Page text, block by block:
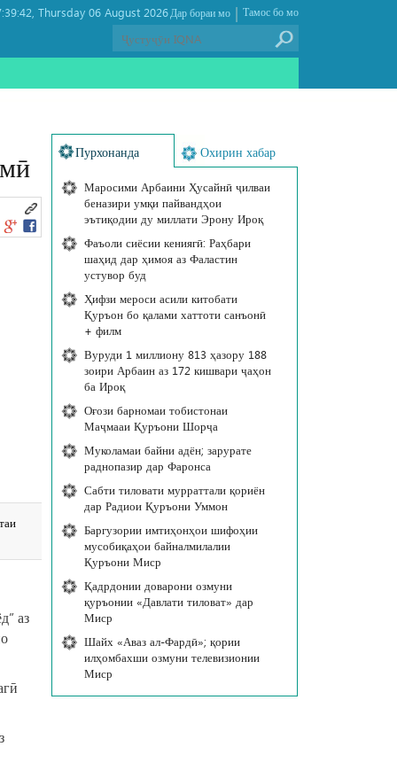
Thursday 06 August 2026 , Тамос бо мо
|
Дар бораи мо
аз
Пурхонанда Охирин хабар
Маросими Арбаини Ҳусайнӣ ҷилваи
беназири умқи пайвандҳои
эътиқодии ду миллати Эрону Ироқ
Фаъоли сиёсии кениягӣ: Раҳбари
шаҳид дар ҳимоя аз Фаластин
устувор буд
Ҳифзи мероси асили китобати
Қуръон бо қалами хаттоти санъонӣ
+ филм
Вуруди 1 миллиону 813 ҳазору 188
зоири Арбаин аз 172 кишвари ҷаҳон
ба Ироқ
Оғози барномаи тобистонаи
Маҷмааи Қуръони Шорҷа
Муколамаи байни адён; зарурате
раднопазир дар Фаронса
Сабти тиловати мурраттали қориён
дар Радиои Қуръони Уммон
Баргузории имтиҳонҳои шифоҳии
мусобиқаҳои байналмилалии
Қуръони Миср
Қадрдонии доварони озмуни
қуръонии «Давлати тиловат» дар
Миср
Шайх «Аваз ал-Фардӣ»; қории
илҳомбахши озмуни телевизионии
Миср